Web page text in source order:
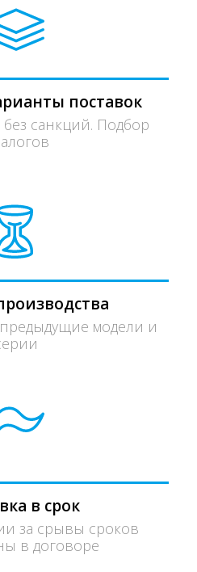
поставок
санкций. Подбор
модели и
в срок
за срывы сроков
в договоре